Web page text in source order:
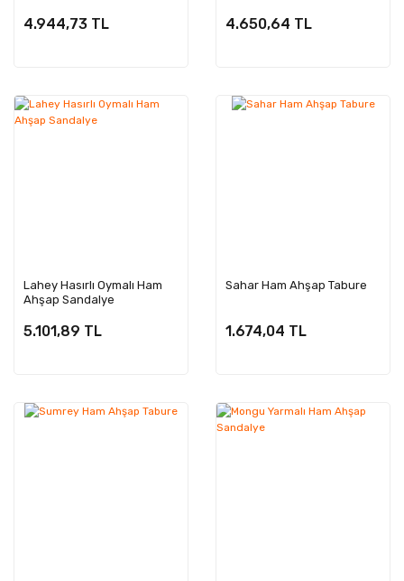
4.944,73 TL 4.650,64 TL
Lahey Hasırlı Oymalı Ham
Ahşap Sandalye
5.101,89 TL
Sahar Ham Ahşap Tabure
1.674,04 TL